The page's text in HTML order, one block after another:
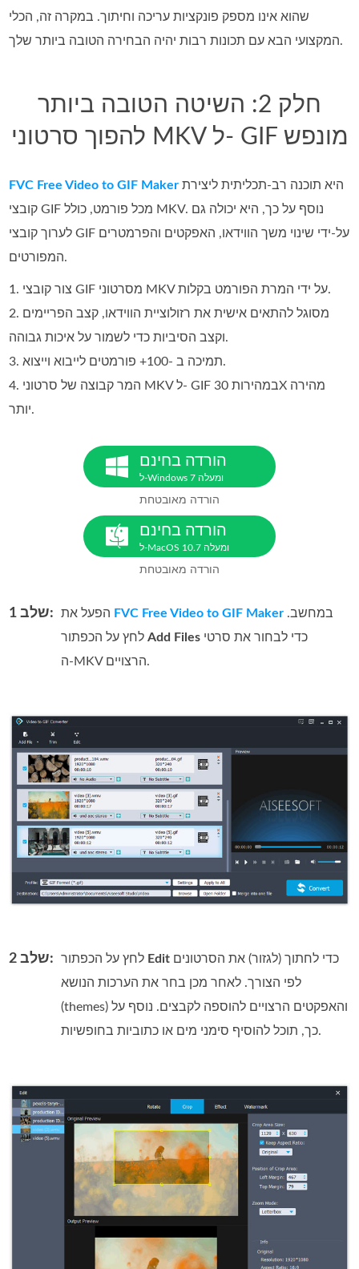
שהוא אינו מספק פונקציות עריכה וחיתוך. במקרה זה, הכלי
המקצועי הבא עם תכונות רבות יהיה הבחירה הטובה ביותר שלך.
חלק 2: השיטה הטובה ביותר
להפוך סרטוני MKV ל- GIF מונפש
FVC Free Video to GIF Maker היא תוכנה רב‑תכליתית ליצירת
קובצי GIF מכל פורמט, כולל MKV. נוסף על כך, היא יכולה גם
לערוך קובצי GIF על‑ידי שינוי משך הווידאו, האפקטים והפרמטרים
המפורטים.
1. צור קובצי GIF מסרטוני MKV על ידי המרת הפורמט בקלות.
2. מסוגל להתאים אישית את רזולוציית הווידאו, קצב הפריימים
וקצב הסיביות כדי לשמור על איכות גבוהה.
3. תמיכה ב -100+ פורמטים לייבוא וייצוא.
4. המר קבוצה של סרטוני MKV ל- GIF במהירות 30X מהירה
יותר.
הורדה בחינם
ל‑Windows 7 ומעלה
הורדה מאובטחת
הורדה בחינם
ל‑MacOS 10.7 ומעלה
הורדה מאובטחת
שלב 1: FVC Free Video to GIF Maker
לחץ על הכפתורAdd Files
ה‑MKV הרצויים.
שלב 2: Edit
לפי הצורך. לאחר מכן בחר את הערכות הנושא
(themes) והאפקטים הרצויים להוספה לקבצים. נוסף על
כך, תוכל להוסיף סימני מים או כתוביות בחופשיות.